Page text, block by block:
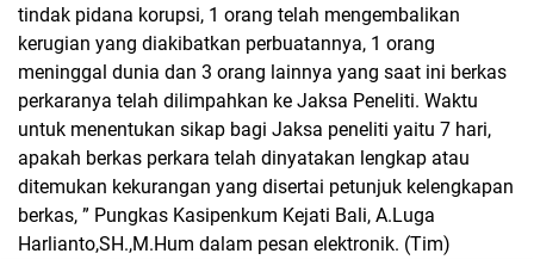
tindak pidana korupsi, 1 orang telah mengembalikan
kerugian yang diakibatkan perbuatannya, 1 orang
meninggal dunia dan 3 orang lainnya yang saat ini berkas
perkaranya telah dilimpahkan ke Jaksa Peneliti. Waktu
untuk menentukan sikap bagi Jaksa peneliti yaitu 7 hari,
apakah berkas perkara telah dinyatakan lengkap atau
ditemukan kekurangan yang disertai petunjuk kelengkapan
berkas, ” Pungkas Kasipenkum Kejati Bali, A.Luga
Harlianto,SH.,M.Hum dalam pesan elektronik. (Tim)